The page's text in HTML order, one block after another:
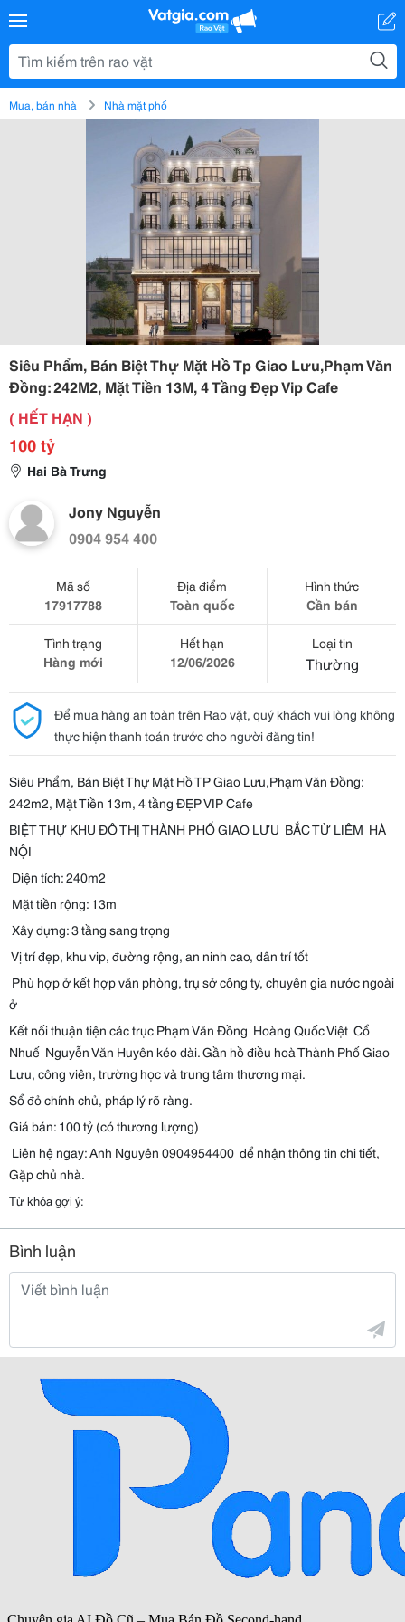
Mua, bán nhà Nhà mặt phố
Siêu Phẩm, Bán Biệt Thự Mặt Hồ Tp Giao Lưu,Phạm Văn
Đồng: 242M2, Mặt Tiền 13M, 4 Tầng Đẹp Vip Cafe
( HẾT HẠN )
100 tỷ
Hai Bà Trưng
Jony Nguyễn
0904 954 400
Mã số
17917788
Địa điểm
Toàn quốc
Hình thức
Cần bán
Tình trạng
Hàng mới
Hết hạn
12/06/2026
Loại tin
Thường
Để mua hàng an toàn trên Rao vặt, quý khách vui lòng không
thực hiện thanh toán trước cho người đăng tin!
Siêu Phẩm, Bán Biệt Thự Mặt Hồ TP Giao Lưu,Phạm Văn Đồng:
242m2, Mặt Tiền 13m, 4 tầng ĐẸP VIP Cafe
BIỆT THỰ KHU ĐÔ THỊ THÀNH PHỐ GIAO LƯU BẮC TỪ LIÊM HÀ
NỘI
Diện tích: 240m2
Mặt tiền rộng: 13m
Xây dựng: 3 tầng sang trọng
Vị trí đẹp, khu vip, đường rộng, an ninh cao, dân trí tốt
Phù hợp ở kết hợp văn phòng, trụ sở công ty, chuyên gia nước ngoài
ở
Kết nối thuận tiện các trục Phạm Văn Đồng Hoàng Quốc Việt Cổ
Nhuế Nguyễn Văn Huyên kéo dài. Gần hồ điều hoà Thành Phố Giao
Lưu, công viên, trường học và trung tâm thương mại.
Sổ đỏ chính chủ, pháp lý rõ ràng.
Giá bán: 100 tỷ (có thương lượng)
Liên hệ ngay: Anh Nguyên 0904954400 để nhận thông tin chi tiết,
Gặp chủ nhà.
Từ khóa gợi ý:
Bình luận